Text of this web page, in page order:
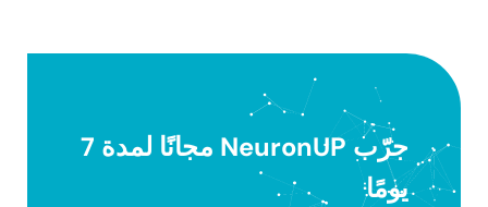
جرّب NeuronUP مجانًا لمدة 7
يومًا